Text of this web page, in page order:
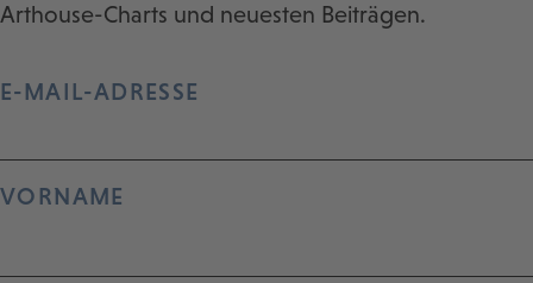
Arthouse-Charts und neuesten Beiträgen.
E-MAIL-ADRESSE
VORNAME